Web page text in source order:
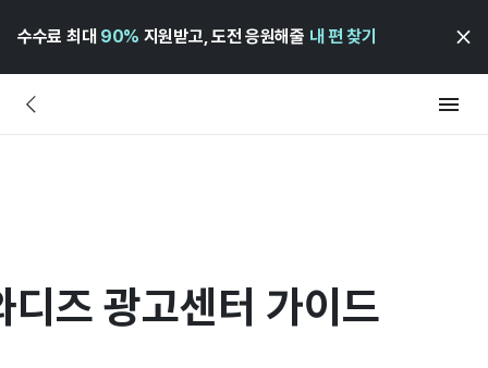
수수료 최대 90% 지원받고, 도전 응원해줄 내 편 찾기
즈 광고센터 가이드